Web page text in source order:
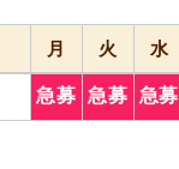
月 火 水
急募 急募 急募